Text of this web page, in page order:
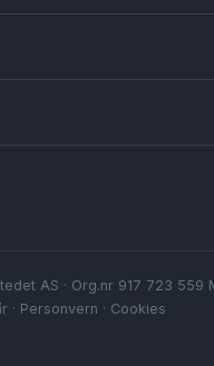
AS · Org.nr 917 723 559
· Personvern · Cookies